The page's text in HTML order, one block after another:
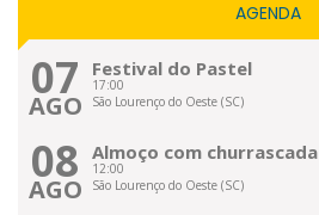
AGENDA
07
AGO
Festival do Pastel
17:00
São Lourenço do Oeste (SC)
08
AGO
Almoço com churrascada
12:00
São Lourenço do Oeste (SC)